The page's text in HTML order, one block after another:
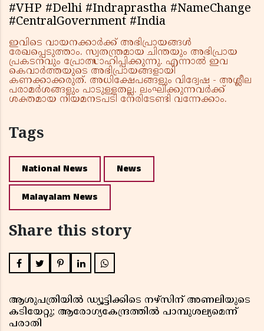
#VHP #Delhi #Indraprastha #NameChange
#CentralGovernment #India
ഇവിടെ വായനക്കാർക്ക് അഭിപ്രായങ്ങൾ
രേഖപ്പെടുത്താം. സ്വതന്ത്രമായ ചിന്തയും അഭിപ്രായ
പ്രകടനവും പ്രോത്സാഹിപ്പിക്കുന്നു. എന്നാൽ ഇവ
കെവാർത്തയുടെ അഭിപ്രായങ്ങളായി
കണക്കാക്കരുത്. അധിക്ഷേപങ്ങളും വിദ്വേഷ - അശ്ലീല
പരാമർശങ്ങളും പാടുള്ളതല്ല. ലംഘിക്കുന്നവർക്ക്
ശക്തമായ നിയമനടപടി നേരിടേണ്ടി വന്നേക്കാം.
Tags
National News News
Malayalam News
Share this story
ആശുപത്രിയിൽ ഡ്യൂട്ടിക്കിടെ നഴ്സിന് അണലിയുടെ
കടിയേറ്റു; ആരോഗ്യകേന്ദ്രത്തിൽ പാമ്പുശല്യമെന്ന്
പരാതി